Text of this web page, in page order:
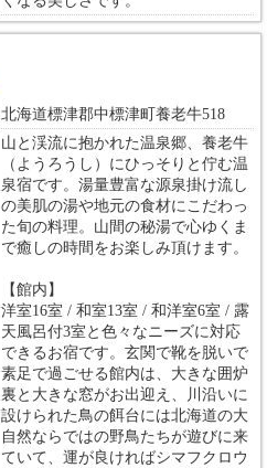
北海道標津郡中標津町養老牛518
山と渓流に抱かれた温泉郷、養老牛
（ようろうし）にひっそりと佇む温
泉宿です。 湯量豊富な源泉掛け流し
の美肌の湯や地元の食材にこだわっ
た旬の料理。山間の秘湯で心ゆくま
で癒しの時間をお楽しみ頂けます。
【館内】
洋室16室 / 和室13室 / 和洋室6室 / 露
天風呂付3室と色々なニーズに対応
できるお宿です。玄関で靴を脱いで
素足で過ごせる館内は、大きな囲炉
裏と大きな窓がお出迎え、川沿いに
設けられた鳥の餌台には北海道の大
自然ならではの野鳥たちが遊びに来
ていて、運が良ければシマフクロウ